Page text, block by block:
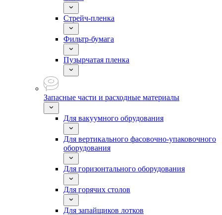
Стрейч-пленка
Фильтр-бумага
Пузырчатая пленка
Запасные части и расходные материалы
Для вакуумного обрудования
Для вертикального фасовочно-упаковочного
оборудования
Для горизонтального оборудования
Для горячих столов
Для запайщиков лотков